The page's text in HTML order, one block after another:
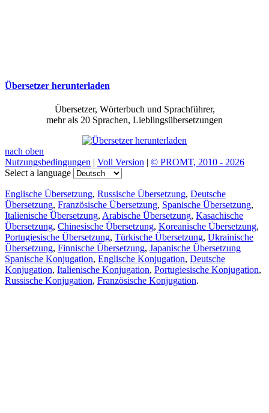
Übersetzer herunterladen
Übersetzer, Wörterbuch und Sprachführer,
mehr als 20 Sprachen, Lieblingsübersetzungen
nach oben
Nutzungsbedingungen | Voll Version | © PROMT, 2010 - 2026
Select a language
Englische Übersetzung, Russische Übersetzung, Deutsche
Übersetzung, Französische Übersetzung, Spanische Übersetzung,
Italienische Übersetzung, Arabische Übersetzung, Kasachische
Übersetzung, Chinesische Übersetzung, Koreanische Übersetzung,
Portugiesische Übersetzung, Türkische Übersetzung, Ukrainische
Übersetzung, Finnische Übersetzung, Japanische Übersetzung
Spanische Konjugation, Englische Konjugation, Deutsche
Konjugation, Italienische Konjugation, Portugiesische Konjugation,
Russische Konjugation, Französische Konjugation.